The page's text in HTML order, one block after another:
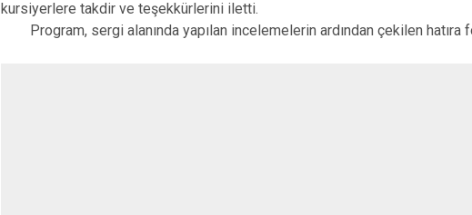
kursiyerlere takdir ve teşekkürlerini iletti.
Program, sergi alanında yapılan incelemelerin ardından çekilen hatıra